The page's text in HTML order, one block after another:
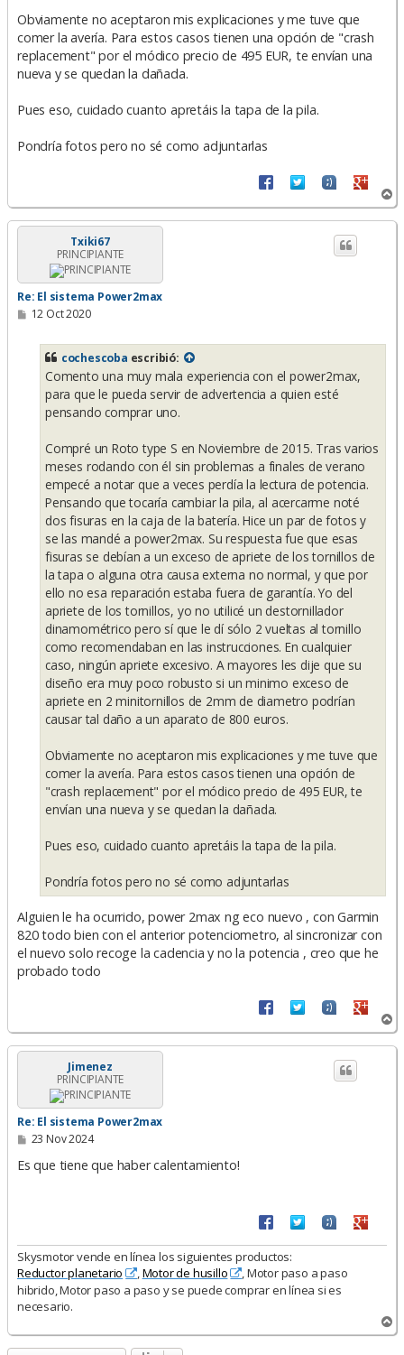
Obviamente no aceptaron mis explicaciones y me tuve que
comer la avería. Para estos casos tienen una opción de "crash
replacement" por el módico precio de 495 EUR, te envían una
nueva y se quedan la dañada.
Pues eso, cuidado cuanto apretáis la tapa de la pila.
Pondría fotos pero no sé como adjuntarlas
r
r
Txiki67
PRINCIPIANTE
Re: El sistema Power2max
M12 Oct 2020
cochescoba escribió:
Comento una muy mala experiencia con el power2max,
para que le pueda servir de advertencia a quien esté
pensando comprar uno.
Compré un Roto type S en Noviembre de 2015. Tras varios
meses rodando con él sin problemas a finales de verano
empecé a notar que a veces perdía la lectura de potencia.
Pensando que tocaría cambiar la pila, al acercarme noté
dos fisuras en la caja de la batería. Hice un par de fotos y
se las mandé a power2max. Su respuesta fue que esas
fisuras se debían a un exceso de apriete de los tornillos de
la tapa o alguna otra causa externa no normal, y que por
ello no esa reparación estaba fuera de garantía. Yo del
apriete de los tornillos, yo no utilicé un destornillador
dinamométrico pero sí que le dí sólo 2 vueltas al tornillo
como recomendaban en las instrucciones. En cualquier
caso, ningún apriete excesivo. A mayores les dije que su
diseño era muy poco robusto si un minimo exceso de
apriete en 2 minitornillos de 2mm de diametro podrían
causar tal daño a un aparato de 800 euros.
Obviamente no aceptaron mis explicaciones y me tuve que
comer la avería. Para estos casos tienen una opción de
"crash replacement" por el módico precio de 495 EUR, te
envían una nueva y se quedan la dañada.
Pues eso, cuidado cuanto apretáis la tapa de la pila.
Pondría fotos pero no sé como adjuntarlas
Alguien le ha ocurrido, power 2max ng eco nuevo , con Garmin
820 todo bien con el anterior potenciometro, al sincronizar con
el nuevo solo recoge la cadencia y no la potencia , creo que he
probado todo
r
r
Jimenez
PRINCIPIANTE
Re: El sistema Power2max
M
n
23 Nov 2024
Es que tiene que haber calentamiento!
Skysmotor vende en línea los siguientes productos:
Reductor planetario
,Motor de husillo
, Motor paso a paso
hibrido, Motor paso a paso y se puede comprar en línea si es
necesario.
r